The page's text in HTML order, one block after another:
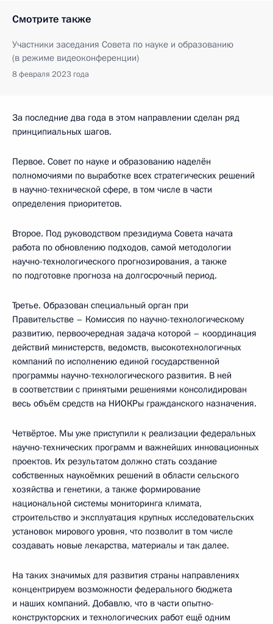
Смотрите также
Участники заседания Совета по науке и образованию
(в режиме видеоконференции)
8 февраля 2023 года
За последние два года в этом направлении сделан ряд
принципиальных шагов.
Первое. Совет по науке и образованию наделён
полномочиями по выработке всех стратегических решений
в научно-технической сфере, в том числе в части
определения приоритетов.
Второе. Под руководством президиума Совета начата
работа по обновлению подходов, самой методологии
научно-технологического прогнозирования, а также
по подготовке прогноза на долгосрочный период.
Третье. Образован специальный орган при
Правительстве – Комиссия по научно-технологическому
развитию, первоочередная задача которой – координация
действий министерств, ведомств, высокотехнологичных
компаний по исполнению единой государственной
программы научно-технологического развития. В ней
в соответствии с принятыми решениями консолидирован
весь объём средств на НИОКРы гражданского назначения.
Четвёртое. Мы уже приступили к реализации федеральных
научно-технических программ и важнейших инновационных
проектов. Их результатом должно стать создание
собственных наукоёмких решений в области сельского
хозяйства и генетики, а также формирование
национальной системы мониторинга климата,
строительство и эксплуатация крупных исследовательских
установок мирового уровня, что позволит в том числе
создавать новые лекарства, материалы и так далее.
На таких значимых для развития страны направлениях
концентрируем возможности федерального бюджета
и наших компаний. Добавлю, что в части опытно-
конструкторских и технологических работ ещё одним